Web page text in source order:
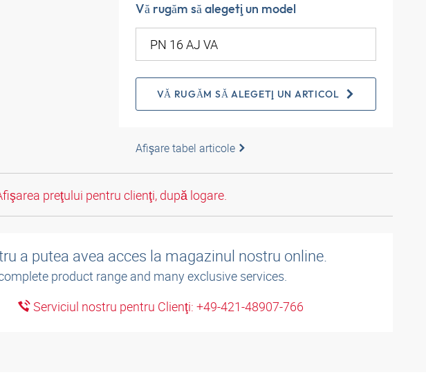
Vă rugăm să alegeţi un model
VĂ RUGĂM SĂ ALEGEŢI UN ARTICOL
Afişare tabel articole
preţului pentru clienţi, după logare.
a putea avea acces la magazinul nostru online.
product range and many exclusive services.
Serviciul nostru pentru Clienţi: +49-421-48907-766